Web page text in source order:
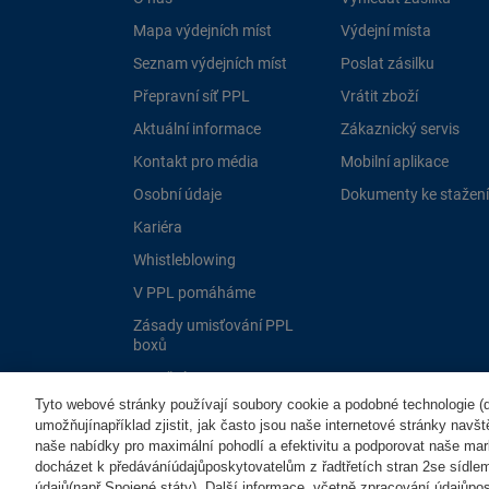
Mapa výdejních míst
Seznam výdejních míst
Přepravní síť PPL
Aktuální informace
Kontakt pro média
Osobní údaje
Kariéra
Whistleblowing
V PPL pomáháme
Zásady umisťování PPL
boxů
Dotační programy EU
Výdejní místa
Poslat zásilku
Vrátit zboží
Zákaznický servis
Mobilní aplikace
Dokumenty ke stažení
Tyto webové stránky používají soubory cookie a podobné technologie
umožňujínapříklad zjistit, jak často jsou naše internetové stránky
naše nabídky pro maximální pohodlí a efektivitu a podporovat naše
docházet k předáváníúdajůposkytovatelům z řadtřetích stran 2se